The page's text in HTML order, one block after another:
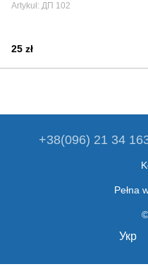
Artykuł: ДП 102
25 zł
+38(096) 21 34
Pełna
Укр